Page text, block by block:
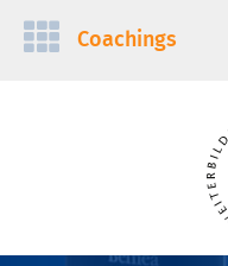
Navigation
Coachings